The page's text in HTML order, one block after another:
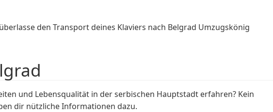
den Transport deines Klaviers nach Belgrad Umzugskönig
und Lebensqualität in der serbischen Hauptstadt erfahren? Kein
dir nützliche Informationen dazu.